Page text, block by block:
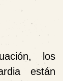
los
están